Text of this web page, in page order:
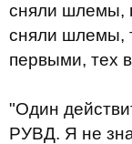
сняли шлемы,
сняли шлемы,
первыми, тех
"Один
РУВД. Я не